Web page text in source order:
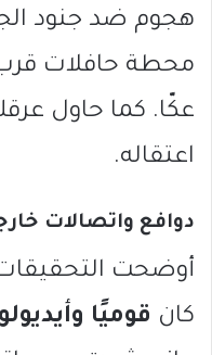
هجوم ضد جنود
محطة حافلات
عكّا. كما حاول
اعتقاله.
دوافع واتصالات
أوضحت التحقيقات
كان قوميًا